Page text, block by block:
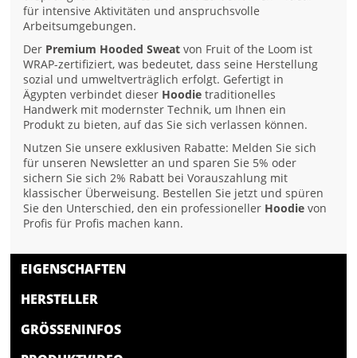
für intensive Aktivitäten und anspruchsvolle
Arbeitsumgebungen.
Der Premium Hooded Sweat von Fruit of the Loom ist
WRAP-zertifiziert, was bedeutet, dass seine Herstellung
sozial und umweltverträglich erfolgt. Gefertigt in
Ägypten verbindet dieser Hoodie traditionelles
Handwerk mit modernster Technik, um Ihnen ein
Produkt zu bieten, auf das Sie sich verlassen können.
Nutzen Sie unsere exklusiven Rabatte: Melden Sie sich
für unseren Newsletter an und sparen Sie 5% oder
sichern Sie sich 2% Rabatt bei Vorauszahlung mit
klassischer Überweisung. Bestellen Sie jetzt und spüren
Sie den Unterschied, den ein professioneller Hoodie von
Profis für Profis machen kann.
EIGENSCHAFTEN
HERSTELLER
GRÖSSENINFOS